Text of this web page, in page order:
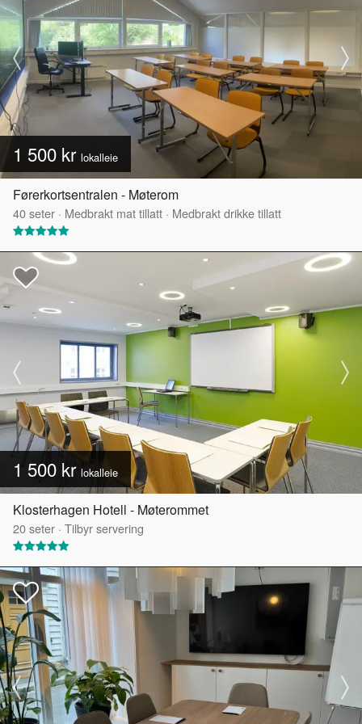
1 500 kr lokalleie
Førerkortsentralen - Møterom
40seter · Medbrakt mat tillatt · Medbrakt drikke tillatt
1 500 kr lokalleie
Klosterhagen Hotell - Møterommet
20seter · Tilbyr servering